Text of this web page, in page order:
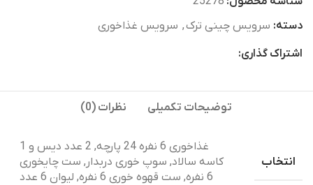
دسته: سرویس چینی ترک, سرویس غذاخوری
اشتراک گذاری:
توضیحات تکمیلی نظرات (0)
انتخاب
غذاخوری 6 نفره 24 پارچه, 2 عدد دیس و 1
کاسه سالاد, سوپ خوری دربدار, ست چایخوری
6 نفره, ست قهوه خوری 6 نفره, لیوان 6 عدد